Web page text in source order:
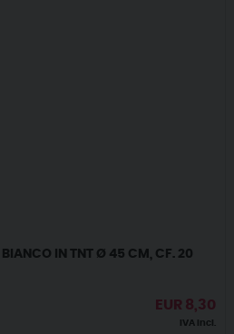
BIANCO IN TNT Ø 45 CM, CF. 20
EUR 8,30
IVA incl.